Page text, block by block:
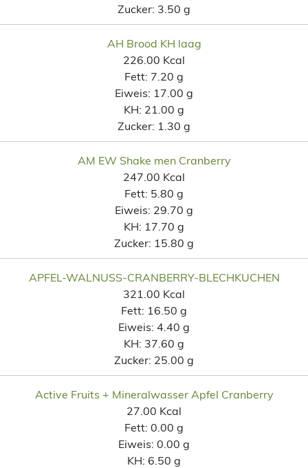
Zucker: 3.50 g
AH Brood KH laag
226.00 Kcal
Fett: 7.20 g
Eiweis: 17.00 g
KH: 21.00 g
Zucker: 1.30 g
AM EW Shake men Cranberry
247.00 Kcal
Fett: 5.80 g
Eiweis: 29.70 g
KH: 17.70 g
Zucker: 15.80 g
APFEL-WALNUSS-CRANBERRY-BLECHKUCHEN
321.00 Kcal
Fett: 16.50 g
Eiweis: 4.40 g
KH: 37.60 g
Zucker: 25.00 g
Active Fruits + Mineralwasser Apfel Cranberry
27.00 Kcal
Fett: 0.00 g
Eiweis: 0.00 g
KH: 6.50 g